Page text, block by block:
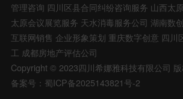
管理咨询 四川区县合同纠纷咨询服务 山西太
太原会议展览服务 天水消毒服务公司 湖南数
互联网销售 企业形象策划 重庆数字创意 四川
工 成都房地产评估公司
Copyright © 2023四川希娜雅科技有限公司
备案号：蜀ICP备2025143821号-2